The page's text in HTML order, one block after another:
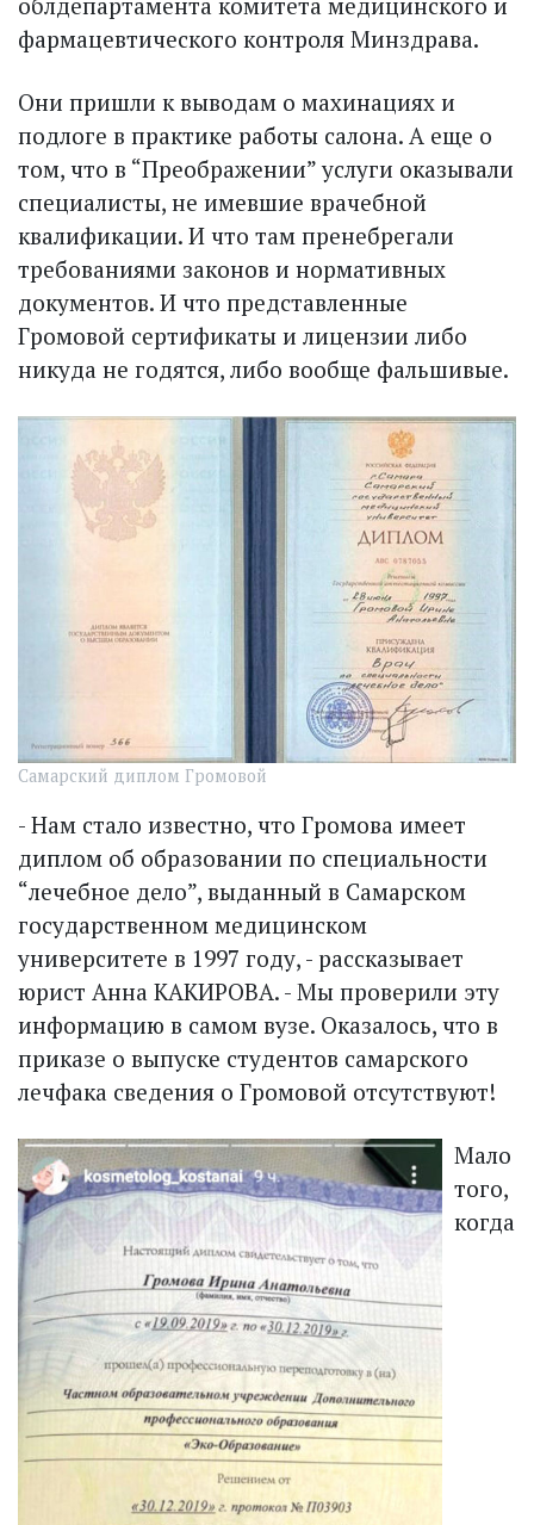
фармацевтического контроля Минздрава.
Они пришли к выводам о махинациях и
подлоге в практике работы салона. А еще о
том, что в “Преображении” услуги оказывали
специалисты, не имевшие врачебной
квалификации. И что там пренебрегали
требованиями законов и нормативных
документов. И что представленные
Громовой сертификаты и лицензии либо
никуда не годятся, либо вообще фальшивые.
Самарский диплом Громовой
- Нам стало известно, что Громова имеет
диплом об образовании по специальности
“лечебное дело”, выданный в Самарском
государственном медицинском
университете в 1997 году, - рассказывает
юрист Анна КАКИРОВА. - Мы проверили эту
информацию в самом вузе. Оказалось, что в
приказе о выпуске студентов самарского
лечфака сведения о Громовой отсутствуют!
Мало
того,
когда